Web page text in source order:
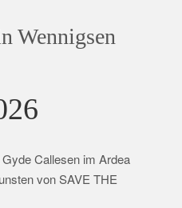
Wennigsen
Callesen im Ardea
von SAVE THE